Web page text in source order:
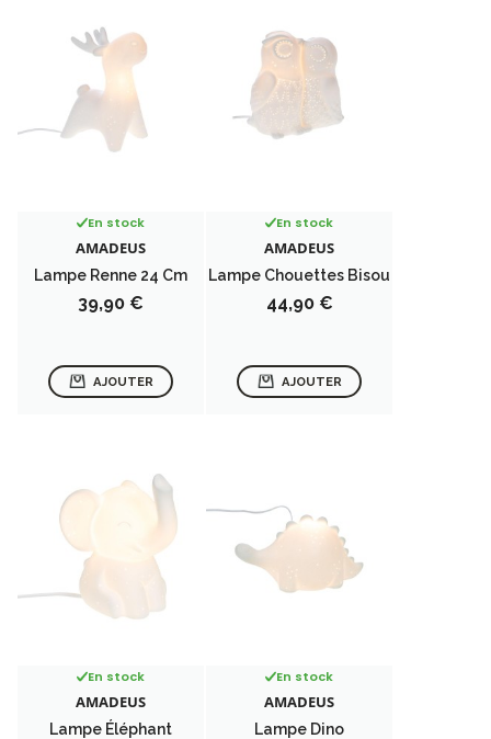
En stock
AMADEUS
Lampe Renne 24 Cm
Prix
39,90 €
AJOUTER
En stock
AMADEUS
Lampe Chouettes Bisou
Prix
44,90 €
AJOUTER
En stock
AMADEUS
Lampe Éléphant
En stock
AMADEUS
Lampe Dino